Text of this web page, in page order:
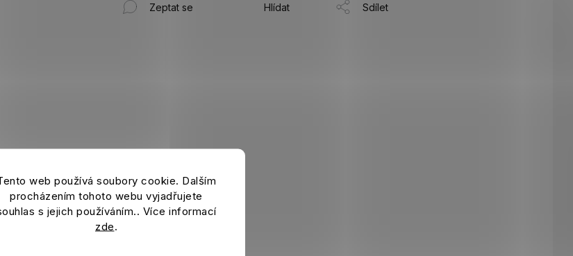
web používá soubory cookie. Dalším
procházením tohoto webu vyjadřujete
s jejich používáním.. Více informací
zde.
Zeptat se Hlídat Sdílet